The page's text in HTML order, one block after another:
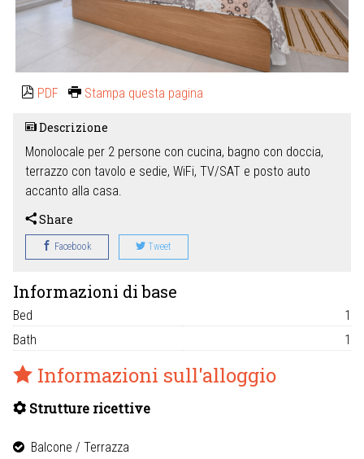
PDF Stampa questa pagina
Descrizione
Monolocale per 2 persone con cucina, bagno con doccia,
terrazzo con tavolo e sedie, WiFi, TV/SAT e posto auto
accanto alla casa.
Share
Facebook Tweet
Informazioni di base
Bed
1
Bath
1
Informazioni sull'alloggio
Strutture ricettive
Balcone / Terrazza